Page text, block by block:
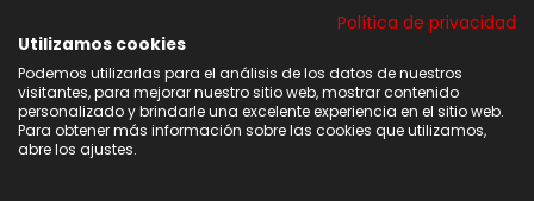
ninguna de nuestras noticias, ofertas y
Acepto los términos y condiciones
Política de privacidad
Utilizamos cookies
Podemos utilizarlas para el análisis de los datos de nuestros
visitantes, para mejorar nuestro sitio web, mostrar contenido
personalizado y brindarle una excelente experiencia en el sitio web.
Para obtener más información sobre las cookies que utilizamos,
abre los ajustes.